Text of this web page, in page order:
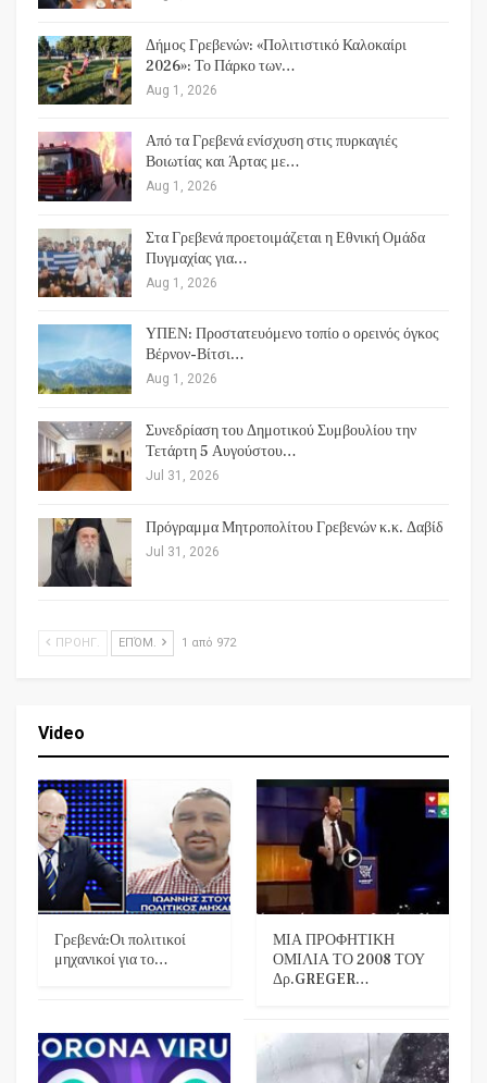
Δήμος Γρεβενών: «Πολιτιστικό Καλοκαίρι
2026»: Το Πάρκο των…
Aug 1, 2026
Από τα Γρεβενά ενίσχυση στις πυρκαγιές
Βοιωτίας και Άρτας με…
Aug 1, 2026
Στα Γρεβενά προετοιμάζεται η Εθνική Ομάδα
Πυγμαχίας για…
Aug 1, 2026
ΥΠΕΝ: Προστατευόμενο τοπίο ο ορεινός όγκος
Βέρνον-Βίτσι…
Aug 1, 2026
Συνεδρίαση του Δημοτικού Συμβουλίου την
Τετάρτη 5 Αυγούστου…
Jul 31, 2026
Πρόγραμμα Μητροπολίτου Γρεβενών κ.κ. Δαβίδ
Jul 31, 2026
ΠΡΟΗΓ. ΕΠΌΜ. 1 από 972
Video
Γρεβενά:Οι πολιτικοί
μηχανικοί για το…
ΜΙΑ ΠΡΟΦΗΤΙΚΗ
ΟΜΙΛΙΑ ΤΟ 2008 ΤΟΥ
Δρ.GREGER…